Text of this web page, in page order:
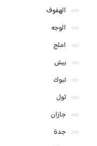
الهفوف
الوجه
املج
بيش
تبوك
ثول
جازان
جدة